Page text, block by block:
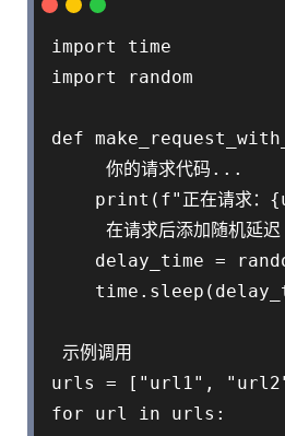
import time
import random
def
     你的请求代码...
print(f"正在请求：
在请求后添加随机延迟
delay_time =
示例调用
urls = ["url1",
for url in urls: